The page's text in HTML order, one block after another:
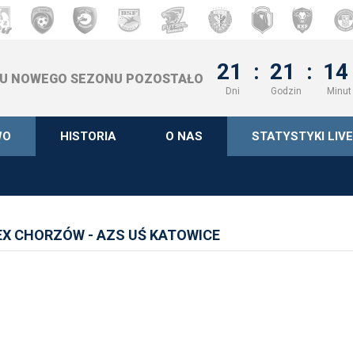
NOWEGO SEZONU POZOSTAŁO 21 : 21 : 14
Dni Godzin Minut
HISTORIA O NAS STATYSTYKI LIVE
CHORZÓW - AZS UŚ KATOWICE